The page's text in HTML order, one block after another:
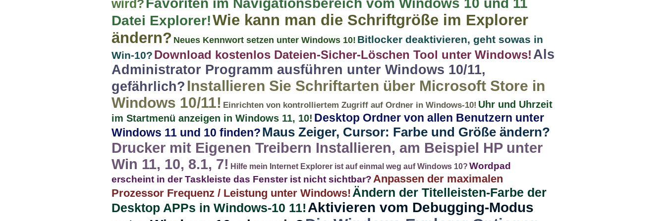
wird?Favoriten im Navigationsbereich vom Windows 10 und 11
Datei Explorer!Wie kann man die Schriftgröße im Explorer
ändern? Neues Kennwort setzen unter Windows 10! Bitlocker deaktivieren, geht sowas in
Win-10? Download kostenlos Dateien-Sicher-Löschen Tool unter Windows!Als
Administrator Programm ausführen unter Windows 10/11,
gefährlich? Installieren Sie Schriftarten über Microsoft Store in
Windows 10/11! Einrichten von kontrolliertem Zugriff auf Ordner in Windows-10! Uhr und Uhrzeit
im Startmenü anzeigen in Windows 11, 10! Desktop Ordner von allen Benutzern unter
Windows 11 und 10 finden?Maus Zeiger, Cursor: Farbe und Größe ändern?
Drucker mit Eigenen Treibern Installieren, am Beispiel HP unter
Win 11, 10, 8.1, 7! Hilfe mein Internet Explorer ist auf einmal weg auf Windows 10? Wordpad
erscheint in der Taskleiste das Fenster ist nicht sichtbar?Anpassen der maximalen
Prozessor Frequenz / Leistung unter Windows! Ändern der Titelleisten-Farbe der
Desktop APPs in Windows-10 11! Aktivieren vom Debugging-Modus